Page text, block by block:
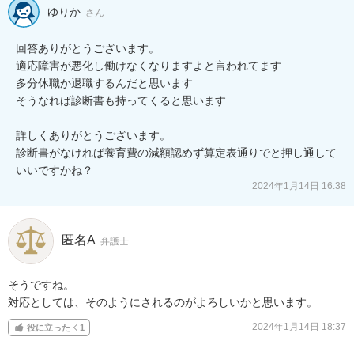
ゆりか さん
回答ありがとうございます。
適応障害が悪化し働けなくなりますよと言われてます
多分休職か退職するんだと思います
そうなれば診断書も持ってくると思います
詳しくありがとうございます。
診断書がなければ養育費の減額認めず算定表通りでと押し通して
いいですかね？
2024年1月14日 16:38
匿名A 弁護士
そうですね。
対応としては、そのようにされるのがよろしいかと思います。
役に立った 1 2024年1月14日 18:37